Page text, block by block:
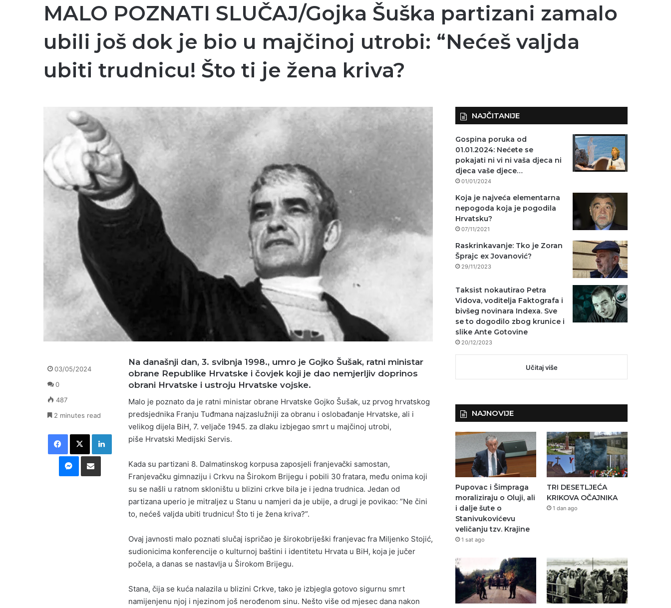
MALO POZNATI SLUČAJ/Gojka Šuška partizani zamalo
ubili još dok je bio u majčinoj utrobi: “Nećeš valjda
ubiti trudnicu! Što ti je žena kriva?
Na današnji dan, 3. svibnja 1998., umro je Gojko Šušak, ratni ministar
obrane Republike Hrvatske i čovjek koji je dao nemjerljiv doprinos
obrani Hrvatske i ustroju Hrvatske vojske.
Malo je poznato da je ratni ministar obrane Hrvatske Gojko Šušak, uz prvog hrvatskog
predsjednika Franju Tuđmana najzaslužniji za obranu i oslobađanje Hrvatske, ali i
velikog dijela BiH, 7. veljače 1945. za dlaku izbjegao smrt u majčinoj utrobi,
piše Hrvatski Medijski Servis.
Kada su partizani 8. Dalmatinskog korpusa zaposjeli franjevački samostan,
Franjevačku gimnaziju i Crkvu na Širokom Brijegu i pobili 30 fratara, među onima koji
su se našli u ratnom skloništu u blizini crkve bila je i jedna trudnica. Jedan od
partizana uperio je mitraljez u Stanu u namjeri da je ubije, a drugi je povikao: ”Ne čini
to, nećeš valjda ubiti trudnicu! Što ti je žena kriva?”.
Ovaj javnosti malo poznati slučaj ispričao je širokobriješki franjevac fra Miljenko Stojić,
sudionicima konferencije o kulturnoj baštini i identitetu Hrvata u BiH, koja je jučer
počela, a danas se nastavlja u Širokom Brijegu.
Stana, čija se kuća nalazila u blizini Crkve, tako je izbjegla gotovo sigurnu smrt
namijenjenu njoj i njezinom još nerođenom sinu. Nešto više od mjesec dana nakon
03/05/2024
0
487
2 minutes read
Facebook
X LinkedIn
Messenger
Podijeli putem E-maila
NAJČITANIJE
Gospina poruka od
01.01.2024: Nećete se
pokajati ni vi ni vaša djeca ni
djeca vaše djece…
01/01/2024
Koja je najveća elementarna
nepogoda koja je pogodila
Hrvatsku?
07/11/2021
Raskrinkavanje: Tko je Zoran
Šprajc ex Jovanović?
29/11/2023
Taksist nokautirao Petra
Vidova, voditelja Faktografa i
bivšeg novinara Indexa. Sve
se to dogodilo zbog krunice i
slike Ante Gotovine
20/12/2023
Učitaj više
NAJNOVIJE
Pupovac i Šimpraga
moraliziraju o Oluji, ali
i dalje šute o
Stanivukovićevu
veličanju tzv. Krajine
1 sat ago
TRI DESETLJEĆA
KRIKOVA OČAJNIKA
1 dan ago